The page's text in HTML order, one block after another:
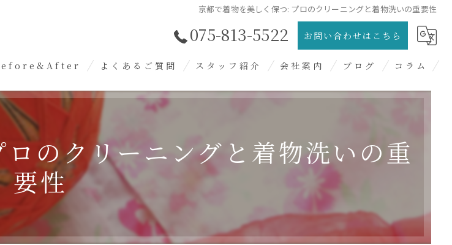
京都で着物を美しく保つ: プロのクリーニングと着物洗いの重要性
075-813-5522 お問い合わせはこちら
よくあるご質問 スタッフ紹介 会社案内 ブログ コラム
のクリーニングと着物洗いの重
要性